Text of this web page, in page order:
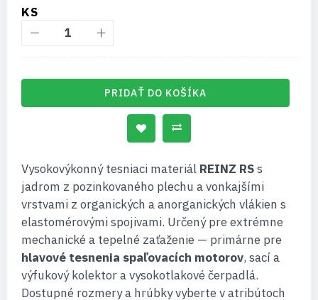
KS
PRIDAŤ DO KOŠÍKA
Vysokovýkonný tesniaci materiál REINZ RSs
jadrom z pozinkovaného plechu a vonkajšími
vrstvami z organických a anorganických vlákien s
elastomérovými spojivami. Určený pre extrémne
mechanické a tepelné zaťaženie — primárne pre
hlavové tesnenia spaľovacích motorov, sací a
výfukový kolektor a vysokotlakové čerpadlá.
Dostupné rozmery a hrúbky vyberte v atribútoch